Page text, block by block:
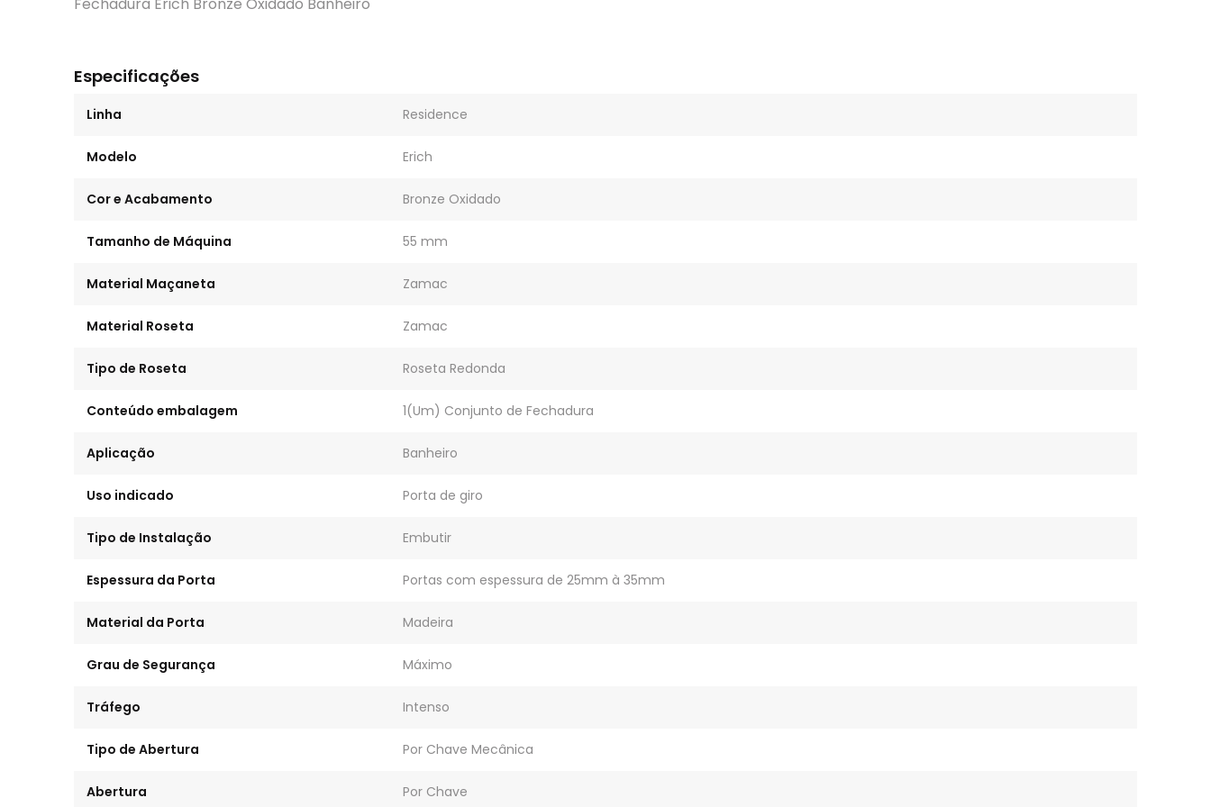
Especificações
Linha Residence
Modelo Erich
Cor e Acabamento Bronze Oxidado
Tamanho de Máquina 55 mm
Material Maçaneta Zamac
Material Roseta Zamac
Tipo de Roseta Roseta Redonda
Conteúdo embalagem 1(Um) Conjunto de Fechadura
Aplicação Banheiro
Uso indicado Porta de giro
Tipo de Instalação Embutir
Espessura da Porta Portas com espessura de 25mm à 35mm
Material da Porta Madeira
Grau de Segurança Máximo
Tráfego Intenso
Tipo de Abertura Por Chave Mecânica
Abertura Por Chave